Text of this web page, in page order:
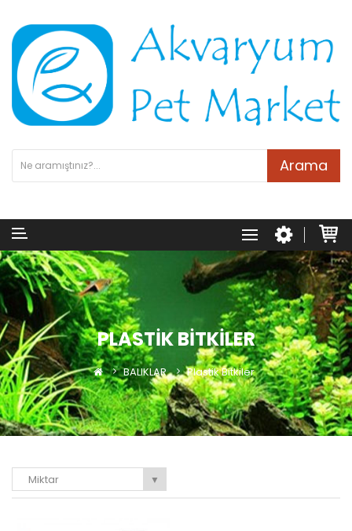
Arama
PLASTIK BITKILER
BALIKLAR Plastik Bitkiler
Miktar ▼